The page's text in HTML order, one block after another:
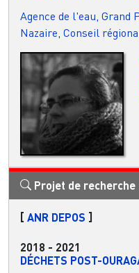
Agence de l'eau,
Nazaire, Conseil
Projet de recherche
[ ANR DEPOS ]
2018 - 2021
DÉCHETS POST-